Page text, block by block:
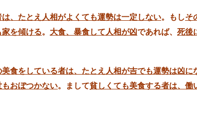
、たとえ人相がよくても運勢は一定しない。もしそ
を傾ける。 大食、暴食して人相が凶であれば、 死後
食をしている者は、たとえ人相が吉でも運勢は凶に
おぼつかない。まして貧しくても美食する者は、働